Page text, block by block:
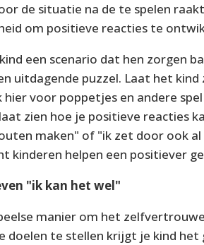
de situatie na de te spelen
om positieve reacties te
een scenario dat hen zorgen
uitdagende puzzel. Laat het kind
hier voor poppetjes en andere
zien hoe je positieve reacties
maken" of "ik zet door ook
kinderen helpen een positiever
"ik kan het wel"
manier om het
doelen te stellen krijgt je kind